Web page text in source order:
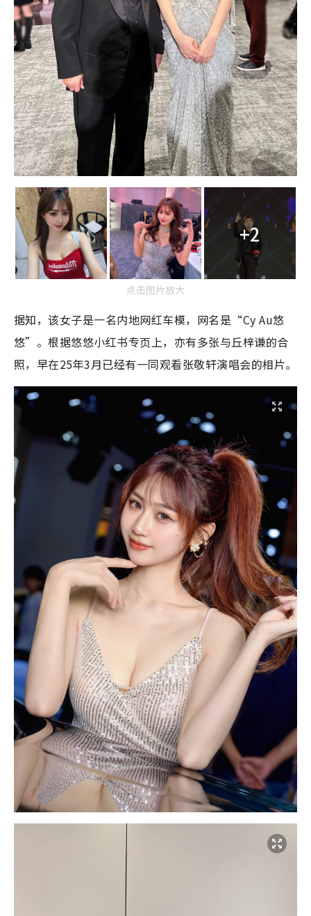
+2
点击图片放大
据知，该女子是一名内地网红车模，网名是“Cy Au悠
悠”。根据悠悠小红书专页上，亦有多张与丘梓谦的合
照，早在25年3月已经有一同观看张敬轩演唱会的相片。